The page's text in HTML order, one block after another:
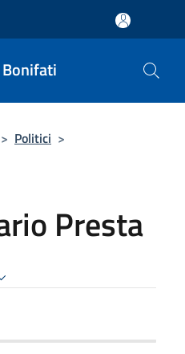
> Politici >
Presta